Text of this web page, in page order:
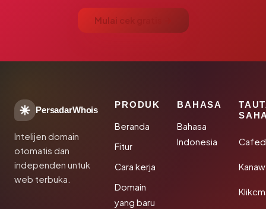
Mulai cek gratis →
PersadarWhois
Intelijen domain
otomatis dan
independen untuk
web terbuka.
PRODUK
Beranda
Fitur
Cara kerja
Domain
yang baru
BAHASA
Bahasa
Indonesia